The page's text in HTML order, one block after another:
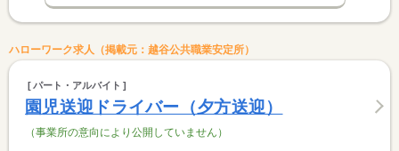
ハローワーク求人（掲載元：越谷公共職業安定所）
パート・アルバイト
園児送迎ドライバー（夕方送迎）
（事業所の意向により公開していません）